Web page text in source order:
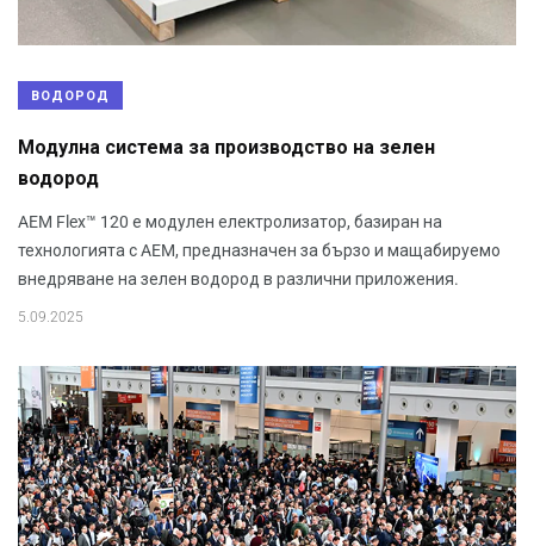
ВОДОРОД
Модулна система за производство на зелен
водород
AEM Flex™ 120 е модулен електролизатор, базиран на
технологията с AEM, предназначен за бързо и мащабируемо
внедряване на зелен водород в различни приложения.
5.09.2025